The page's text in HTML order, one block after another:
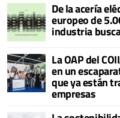
De la acería
europeo de
industria
La OAP del
en un
que ya están
empresas